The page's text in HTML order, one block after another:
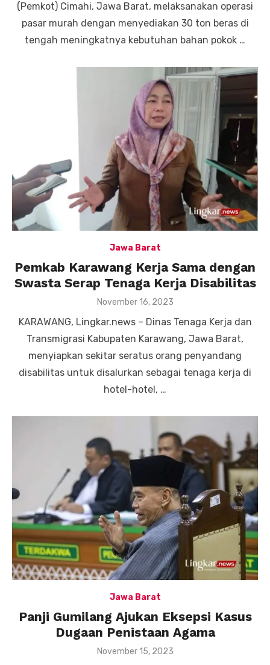
(Pemkot) Cimahi, Jawa Barat, melaksanakan operasi
pasar murah dengan menyediakan 30 ton beras di
tengah meningkatnya kebutuhan bahan pokok …
Jawa Barat
Pemkab Karawang Kerja Sama dengan
Swasta Serap Tenaga Kerja Disabilitas
Posted
November 16, 2023
KARAWANG, Lingkar.news – Dinas Tenaga Kerja dan
Transmigrasi Kabupaten Karawang, Jawa Barat,
menyiapkan sekitar seratus orang penyandang
disabilitas untuk disalurkan sebagai tenaga kerja di
hotel-hotel, …
Jawa Barat
Panji Gumilang Ajukan Eksepsi Kasus
Dugaan Penistaan Agama
Posted
November 15, 2023